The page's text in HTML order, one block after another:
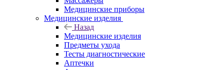
Медицинские приборы
Медицинские изделия
Назад
Медицинские изделия
Предметы ухода
Тесты диагностические
Аптечки